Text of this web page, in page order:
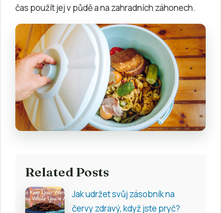
čas použít jej v půdě a na zahradních záhonech.
Related Posts
Jak udržet svůj zásobník na
červy zdravý, když jste pryč?